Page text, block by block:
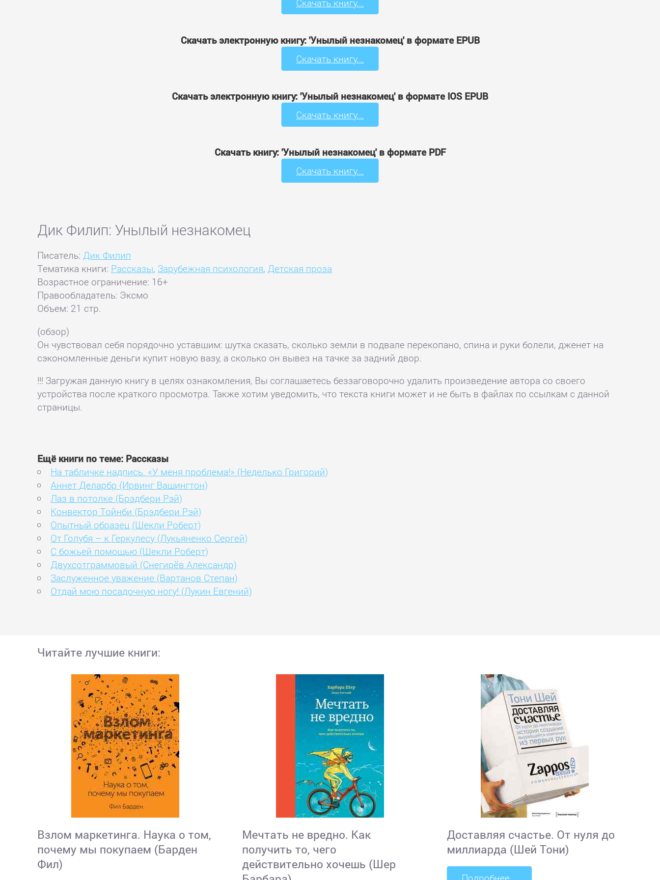
Скачать книгу...
Скачать электронную книгу: 'Унылый незнакомец' в формате EPUB
Скачать книгу...
Скачать электронную книгу: 'Унылый незнакомец' в формате IOS EPUB
Скачать книгу...
Скачать книгу: 'Унылый незнакомец' в формате PDF
Скачать книгу...
Дик Филип: Унылый незнакомец
Писатель:Дик Филип
Тематика книги: Рассказы, Зарубежная психология,Детская проза
Возрастное ограничение: 16+
Правообладатель: Эксмо
Объем: 21 стр.
(обзор)
Он чувствовал себя порядочно уставшим: шутка сказать, сколько земли в подвале перекопано, спина и руки болели, дженет на
сэкономленные деньги купит новую вазу, а сколько он вывез на тачке за задний двор.
!!! Загружая данную книгу в целях ознакомления, Вы соглашаетесь беззаговорочно удалить произведение автора со своего
устройства после краткого просмотра. Также хотим уведомить, что текста книги может и не быть в файлах по ссылкам с данной
страницы.
Ещё книги по теме: Рассказы
На табличке надпись. «У меня проблема!» (Неделько Григорий)
Аннет Деларбр (Ирвинг Вашингтон)
Лаз в потолке (Брэдбери Рэй)
Конвектор Тойнби (Брэдбери Рэй)
Опытный образец (Шекли Роберт)
От Голубя – к Геркулесу (Лукьяненко Сергей)
С божьей помощью (Шекли Роберт)
Двухсотграммовый (Снегирёв Александр)
Заслуженное уважение (Вартанов Степан)
Отдай мою посадочную ногу! (Лукин Евгений)
Читайте лучшие книги:
Взлом маркетинга. Наука о том,
почему мы покупаем (Барден
Фил)
Мечтать не вредно. Как
получить то, чего
действительно хочешь (Шер
Доставляя счастье. От нуля до
миллиарда (Шей Тони)